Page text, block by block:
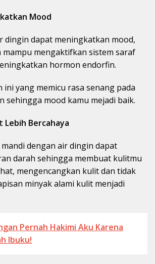
Mood
dingin dapat meningkatkan mood,
mengaktifkan sistem saraf
hormon endorfin.
yang memicu rasa senang pada
sehingga mood kamu mejadi baik.
Lebih Bercahaya
dengan air dingin dapat
darah sehingga membuat kulitmu
mengencangkan kulit dan tidak
minyak alami kulit menjadi
Pernah Hakimi Aku Karena
Ibuku!